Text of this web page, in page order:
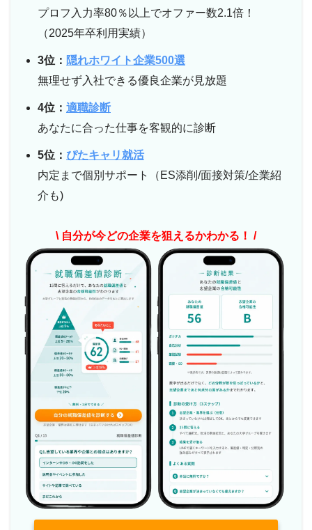
プロフ入力率80％以上でオファー数2.1倍！
（2025年卒利用実績）
3位： 隠れホワイト企業500選
無理せず入社できる優良企業が見放題
4位： 適職診断
あなたに合った仕事を客観的に診断
5位： ぴたキャリ就活
内定まで個別サポート（ES添削/面接対策/企業紹
介も)
\ 自分が今どの企業を狙えるかわかる！ /